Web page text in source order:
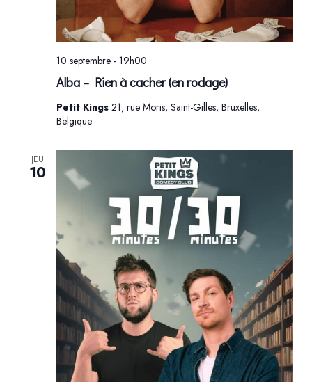
Alba – Rien à cacher (en rodage)
10 septembre - 19h00
Petit Kings 21, rue Moris, Saint-Gilles, Bruxelles,
Belgique
JEU
10